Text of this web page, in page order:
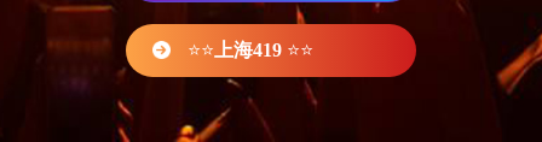
⭐⭐ 上海419 ⭐⭐